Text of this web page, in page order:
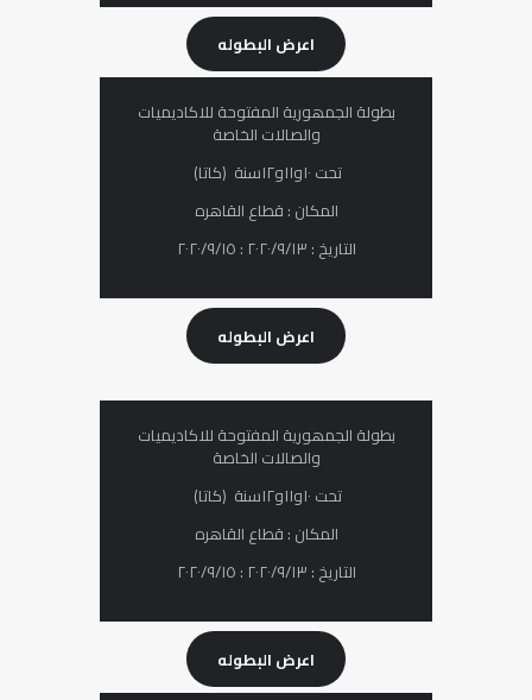
اعرض البطوله
بطولة الجمھوریة المفتوحة للاكادیمیات
والصالات الخاصة
تحت ١٠و١١و١٢سنة (كاتا)
المكان : قطاع القاهره
التاريخ : ٢٠٢٠/٩/١٣ : ٢٠٢٠/٩/١٥
اعرض البطوله
بطولة الجمھوریة المفتوحة للاكادیمیات
والصالات الخاصة
تحت ١٠و١١و١٢سنة (كاتا)
المكان : قطاع القاهره
التاريخ : ٢٠٢٠/٩/١٣ : ٢٠٢٠/٩/١٥
اعرض البطوله